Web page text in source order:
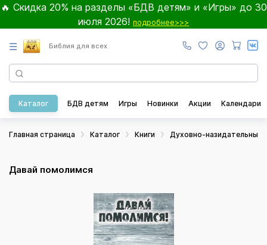
🔥 Скидка 20% на разделы «БДВ детям» и «Игры» до 30
июля 2026! подробнее>>>
☰ Библия для всех
Каталог БДВ детям Игры Новинки Акции Календари
Главная страница Каталог Книги Духовно-назидательные
Давай помолимся